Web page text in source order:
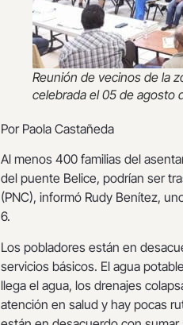
Reunión de vecinos de la
celebrada el 05 de agosto
Por Paola Castañeda
Al menos 400 familias del
del puente Belice, podrían ser
(PNC), informó Rudy Benítez,
6.
Los pobladores están en
servicios básicos. El agua
llega el agua, los drenajes
atención en salud y hay pocas